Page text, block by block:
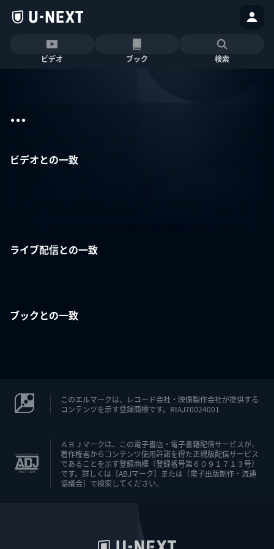
ビデオ ブック 検索
...
ビデオとの一致
ライブ配信との一致
ブックとの一致
このエルマークは、レコード会社・映像製作会社が提供する
コンテンツを示す登録商標です。RIAJ70024001
ＡＢＪマークは、この電子書店・電子書籍配信サービスが、
著作権者からコンテンツ使用許諾を得た正規版配信サービス
であることを示す登録商標（登録番号第６０９１７１３号）
です。詳しくは［ABJマーク］または［電子出版制作・流通
協議会］で検索してください。